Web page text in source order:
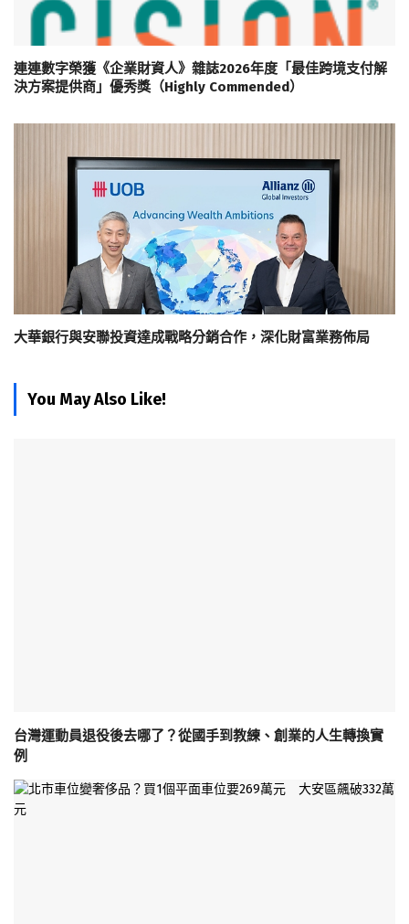
連連數字榮獲《企業財資人》雜誌2026年度「最佳跨境支付解
決方案提供商」優秀獎（Highly Commended）
大華銀行與安聯投資達成戰略分銷合作，深化財富業務佈局
You May Also Like!
台灣運動員退役後去哪了？從國手到教練、創業的人生轉換實
例